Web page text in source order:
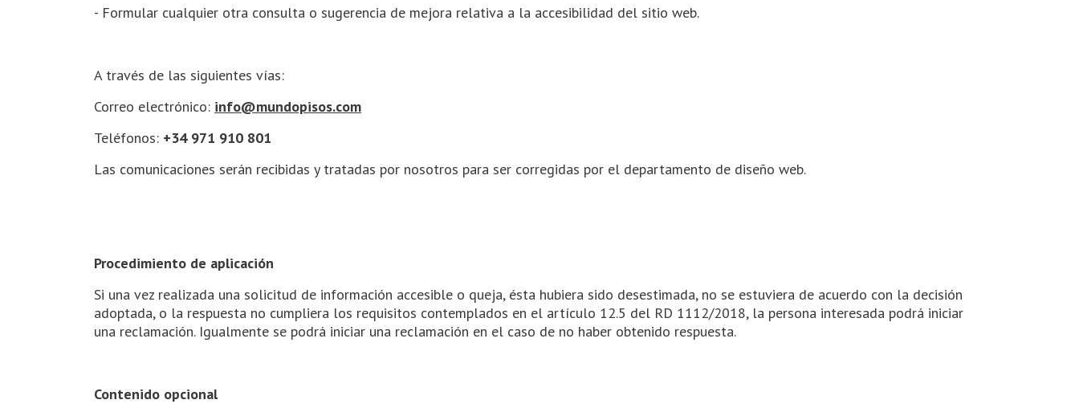
- Formular cualquier otra consulta o sugerencia de mejora relativa a la accesibilidad del sitio web.
A través de las siguientes vías:
Correo electrónico: info@mundopisos.com
Teléfonos: +34 971 910 801
Las comunicaciones serán recibidas y tratadas por nosotros para ser corregidas por el departamento de diseño web.
Procedimiento de aplicación
Si una vez realizada una solicitud de información accesible o queja, ésta hubiera sido desestimada, no se estuviera de acuerdo con la decisión
adoptada, o la respuesta no cumpliera los requisitos contemplados en el artículo 12.5 del RD 1112/2018, la persona interesada podrá iniciar
una reclamación. Igualmente se podrá iniciar una reclamación en el caso de no haber obtenido respuesta.
Contenido opcional